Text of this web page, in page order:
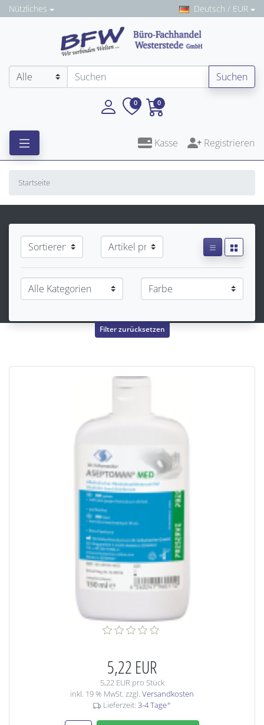
Nützliches Deutsch / EUR
Suchen
0 0
Kasse Registrieren
Startseite
Filter zurücksetzen
5,22 EUR
5,22 EUR pro Stück
inkl. 19 % MwSt. zzgl. Versandkosten
Lieferzeit: 3-4 Tage*